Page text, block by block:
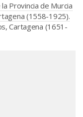
Provincia de Murcia
(1558-1925).
Cartagena (1651-